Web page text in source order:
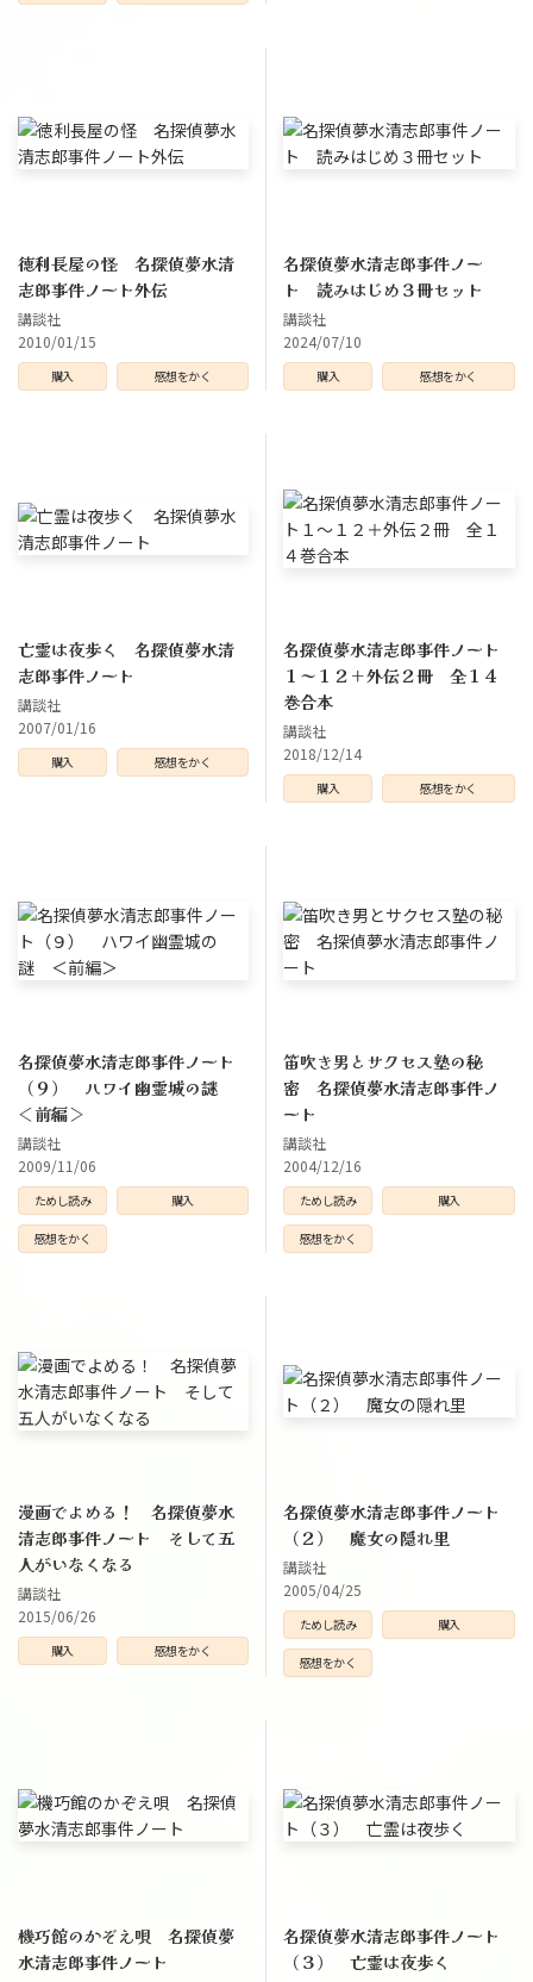
徳利長屋の怪 名探偵夢水清
志郎事件ノート外伝
講談社
2010/01/15
購入 感想をかく
名探偵夢水清志郎事件ノー
ト 読みはじめ３冊セット
講談社
2024/07/10
購入 感想をかく
亡霊は夜歩く 名探偵夢水清
志郎事件ノート
講談社
2007/01/16
購入 感想をかく
名探偵夢水清志郎事件ノート
１～１２＋外伝２冊 全１４
巻合本
講談社
2018/12/14
購入 感想をかく
名探偵夢水清志郎事件ノート
（９） ハワイ幽霊城の謎
＜前編＞
講談社
2009/11/06
ためし読み 購入
感想をかく
笛吹き男とサクセス塾の秘
密 名探偵夢水清志郎事件ノ
ート
講談社
2004/12/16
ためし読み 購入
感想をかく
漫画でよめる！ 名探偵夢水
清志郎事件ノート そして五
人がいなくなる
講談社
2015/06/26
購入 感想をかく
名探偵夢水清志郎事件ノート
（２） 魔女の隠れ里
講談社
2005/04/25
ためし読み 購入
感想をかく
機巧館のかぞえ唄 名探偵夢
水清志郎事件ノート
名探偵夢水清志郎事件ノート
（３） 亡霊は夜歩く